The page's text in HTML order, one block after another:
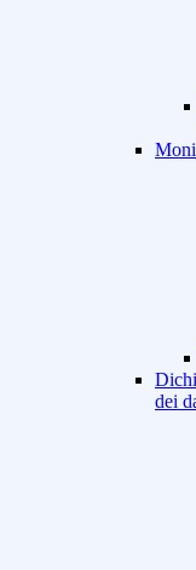
dei